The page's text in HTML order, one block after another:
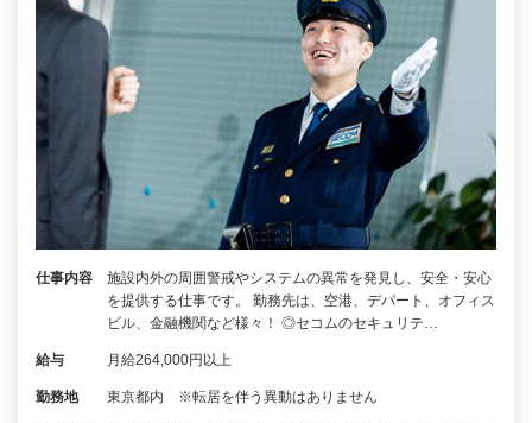
仕事内容
施設内外の周囲警戒やシステムの異常を発見し、安全・安心
を提供する仕事です。 勤務先は、空港、デパート、オフィス
ビル、金融機関など様々！ ◎セコムのセキュリテ…
給与 月給264,000円以上
勤務地 東京都内 ※転居を伴う異動はありません